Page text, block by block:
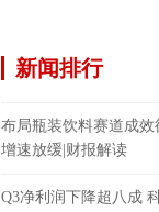
新闻排行
布局瓶装饮料赛道成效
增速放缓|财报解读
Q3净利润下降超八成